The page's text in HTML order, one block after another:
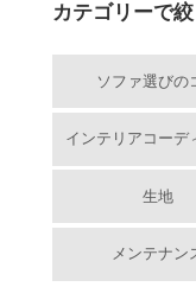
カテゴリーで
ソファ選びの
インテリアコーデ
生地
メンテナン